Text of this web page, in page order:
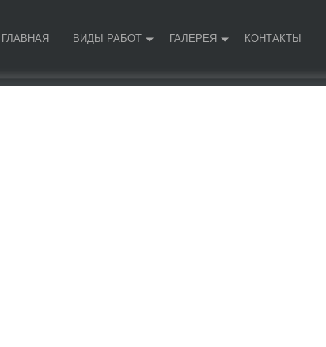
ГЛАВНАЯ ВИДЫ РАБОТ ГАЛЕРЕЯ КОНТАКТЫ